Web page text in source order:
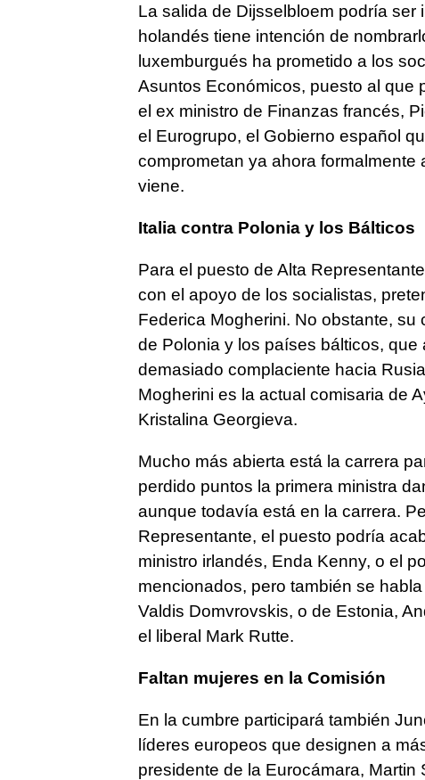
La salida de Dijsselbloem podría ser
holandés tiene intención de
luxemburgués ha prometido a los
Asuntos Económicos, puesto al que
el ex ministro de Finanzas francés,
el Eurogrupo, el Gobierno español
comprometan ya ahora
viene.
Italia contra Polonia y los Bálticos
Para el puesto de Alta
con el apoyo de los socialistas,
Federica Mogherini. No obstante,
de Polonia y los países bálticos,
demasiado complaciente hacia
Mogherini es la actual comisaria de
Kristalina Georgieva.
Mucho más abierta está la carrera
perdido puntos la primera ministra
aunque todavía está en la carrera.
Representante, el puesto podría
ministro irlandés, Enda Kenny, o el
mencionados, pero también se
Valdis Domvrovskis, o de Estonia,
el liberal Mark Rutte.
Faltan mujeres en la Comisión
En la cumbre participará también
líderes europeos que designen a
presidente de la Eurocámara,